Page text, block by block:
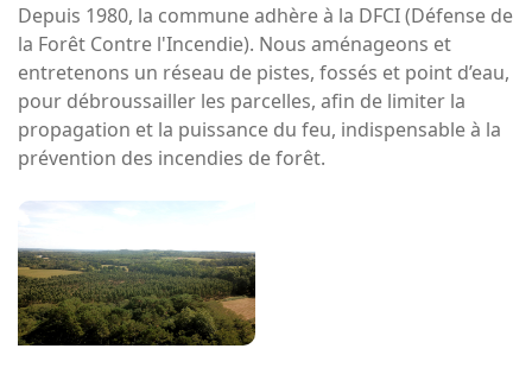
Depuis 1980, la commune adhère à la DFCI (Défense de
la Forêt Contre l'Incendie). Nous aménageons et
entretenons un réseau de pistes, fossés et point d’eau,
pour débroussailler les parcelles, afin de limiter la
propagation et la puissance du feu, indispensable à la
prévention des incendies de forêt.